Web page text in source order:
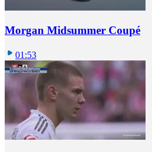
Morgan Midsummer Coupé
01:53